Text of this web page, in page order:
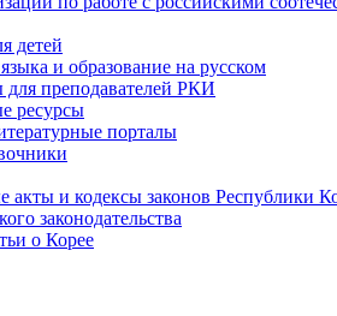
детей
и образование на русском
преподавателей РКИ
ресурсы
порталы
акты и кодексы законов Республики
законодательства
о Корее